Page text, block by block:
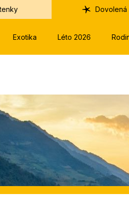
Dovolená
Exotika Léto 2026